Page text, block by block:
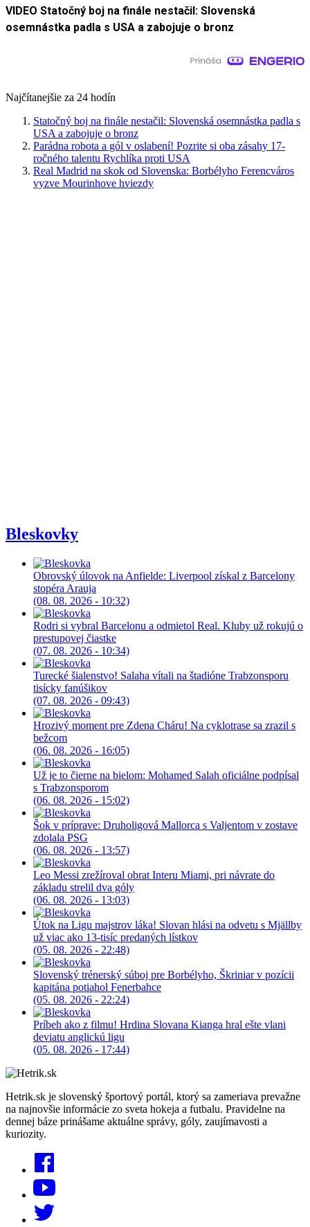
VIDEO Statočný boj na finále nestačil: Slovenská
osemnástka padla s USA a zabojuje o bronz
Najčítanejšie za 24 hodín
Statočný boj na finále nestačil: Slovenská osemnástka padla s
USA a zabojuje o bronz
Parádna robota a gól v oslabení! Pozrite si oba zásahy 17-
ročného talentu Rychlíka proti USA
Real Madrid na skok od Slovenska: Borbélyho Ferencváros
vyzve Mourinhove hviezdy
Bleskovky
Obrovský úlovok na Anfielde: Liverpool získal z Barcelony
stopéra Arauja
(08. 08. 2026 - 10:32)
Rodri si vybral Barcelonu a odmietol Real. Kluby už rokujú o
prestupovej čiastke
(07. 08. 2026 - 10:34)
Turecké šialenstvo! Salaha vítali na štadióne Trabzonsporu
tisícky fanúšikov
(07. 08. 2026 - 09:43)
Hrozivý moment pre Zdena Cháru! Na cyklotrase sa zrazil s
bežcom
(06. 08. 2026 - 16:05)
Už je to čierne na bielom: Mohamed Salah oficiálne podpísal
s Trabzonsporom
(06. 08. 2026 - 15:02)
Šok v príprave: Druholigová Mallorca s Valjentom v zostave
zdolala PSG
(06. 08. 2026 - 13:57)
Leo Messi zrežíroval obrat Interu Miami, pri návrate do
základu strelil dva góly
(06. 08. 2026 - 13:03)
Útok na Ligu majstrov láka! Slovan hlási na odvetu s Mjällby
už viac ako 13-tisíc predaných lístkov
(05. 08. 2026 - 22:48)
Slovenský trénerský súboj pre Borbélyho, Škriniar v pozícii
kapitána potiahol Fenerbahce
(05. 08. 2026 - 22:24)
Príbeh ako z filmu! Hrdina Slovana Kianga hral ešte vlani
deviatu anglickú ligu
(05. 08. 2026 - 17:44)
Hetrik.sk je slovenský športový portál, ktorý sa zameriava prevažne
na najnovšie informácie zo sveta hokeja a futbalu. Pravidelne na
dennej báze prinášame aktuálne správy, góly, zaujímavosti a
kuriozity.